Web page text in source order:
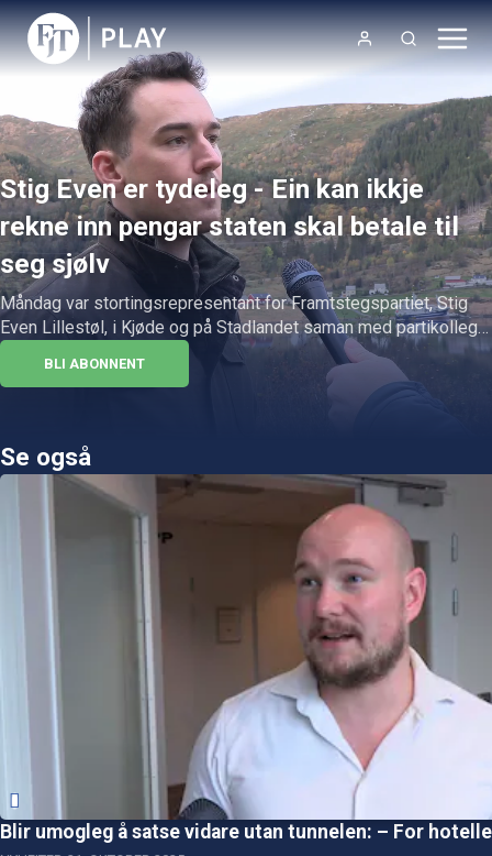
Stig Even er tydeleg - Ein kan ikkje
rekne inn pengar staten skal betale til
seg sjølv
Måndag var stortingsrepresentant for Framtstegspartiet, Stig
Even Lillestøl, i Kjøde og på Stadlandet saman med partikollega
Stig Atle Abrahamasen for å sette søkelys på Stad skipstunnel.
BLI ABONNENT
Se også
Blir umogleg å satse vidare utan tunnelen: – For